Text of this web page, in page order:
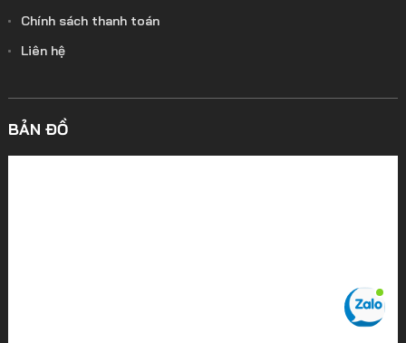
Chính sách thanh toán
Liên hệ
BẢN ĐỒ